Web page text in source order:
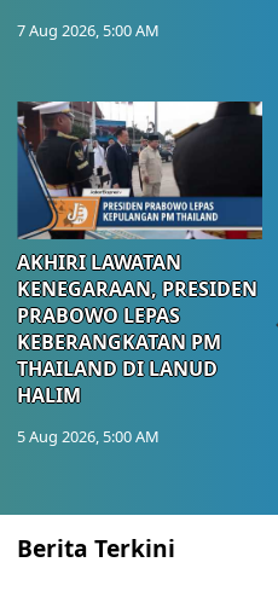
7 Aug 2026, 5:00 AM
AKHIRI LAWATAN
KENEGARAAN, PRESIDEN
PRABOWO LEPAS
KEBERANGKATAN PM
THAILAND DI LANUD
HALIM
5 Aug 2026, 5:00 AM
Berita Terkini